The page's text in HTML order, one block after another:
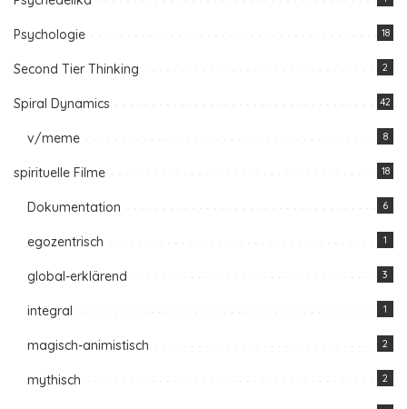
Psychologie 18
Second Tier Thinking 2
Spiral Dynamics 42
v/meme 8
spirituelle Filme 18
Dokumentation 6
egozentrisch 1
global-erklärend 3
integral 1
magisch-animistisch 2
mythisch 2